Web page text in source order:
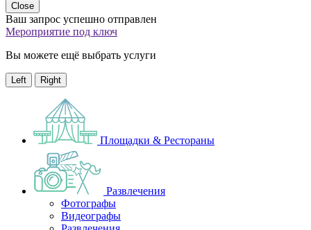
Close
Ваш запрос успешно отправлен
Мероприятие под ключ
Вы можете ещё выбрать услуги
Left Right
Площадки & Рестораны
Развлечения
Фотографы
Видеографы